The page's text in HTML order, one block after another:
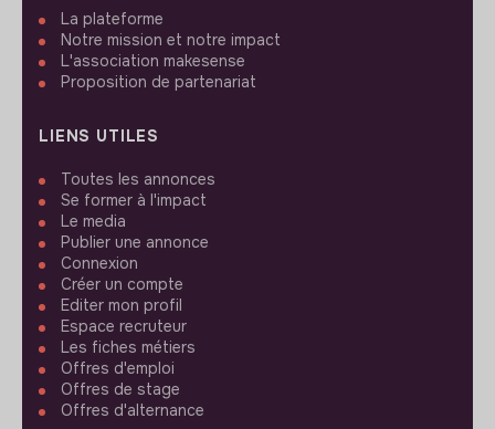
La plateforme
Notre mission et notre impact
L'association makesense
Proposition de partenariat
LIENS UTILES
Toutes les annonces
Se former à l'impact
Le media
Publier une annonce
Connexion
Créer un compte
Editer mon profil
Espace recruteur
Les fiches métiers
Offres d'emploi
Offres de stage
Offres d'alternance